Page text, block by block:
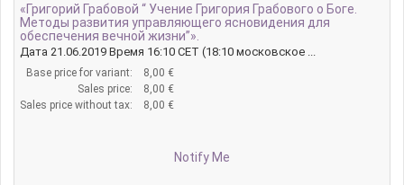
«Григорий Грабовой “ Учение Григория Грабового о Боге.
Методы развития управляющего ясновидения для
обеспечения вечной жизни”».
Дата 21.06.2019 Время 16:10 CET (18:10 московское ...
Base price for variant:
8,00 €
Sales price:
8,00 €
Sales price without tax:
8,00 €
Notify Me